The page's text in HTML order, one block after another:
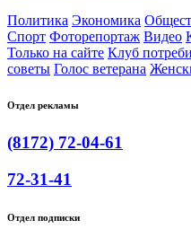
Политика Экономика
Спорт Фоторепортаж Видео
Только на сайте Клуб
советы Голос ветерана
Отдел рекламы
(8172) 72-04-61
72-31-41
Отдел подписки